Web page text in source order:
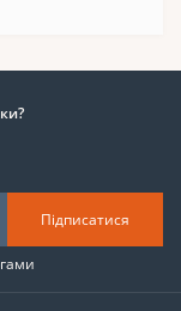
Підписатися